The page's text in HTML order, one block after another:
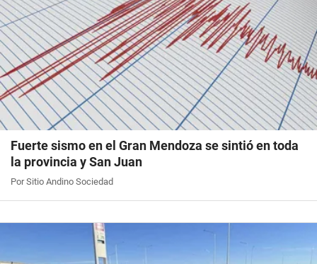
Fuerte sismo en el Gran Mendoza se sintió en toda
la provincia y San Juan
Por Sitio Andino Sociedad